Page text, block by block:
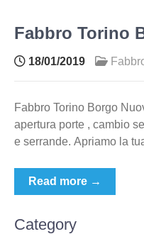
Fabbro Torino
18/01/2019
Fabbro Torino Borgo
apertura porte , cambio
e serrande. Apriamo la
Read more →
Category